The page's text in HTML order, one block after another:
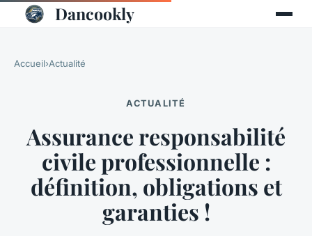
Dancookly
Accueil›Actualité
ACTUALITÉ
Assurance responsabilité
civile professionnelle :
définition, obligations et
garanties !